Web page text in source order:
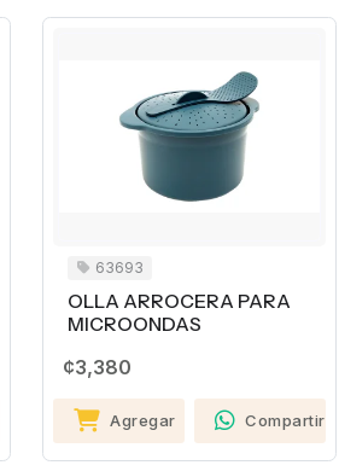
63693
OLLA ARROCERA PARA
MICROONDAS
¢3,380
Agregar Compartir